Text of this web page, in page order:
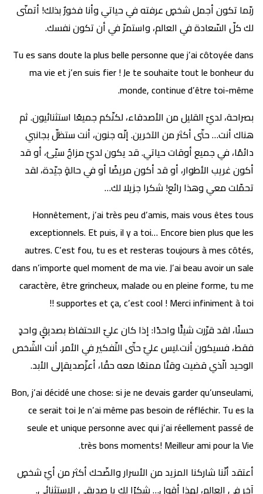
ربّما تكون أجمل شخصٍ عرفته في حياتي وأنا فخورٌ بذلك! أتمنّى
لك كلّ السّعادة في العالم، واستمرّ في أن تكون نفسك.
Tu es sans doute la plus belle personne que j’ai côtoyée dans
ma vie et j’en suis fier ! Je te souhaite tout le bonheur du
monde, continue d’être toi-même.
بصراحة، لديّ القليل من الأصدقاء، لكنّكم جميعًا استثنائيون. ثم
هناك أنت… حتّى أكثر من الآخرين. إنّه جنون، أنت ستظلّ بجانبي
دائمًا، في جميع أوقات حياتي. قد يكون لديّ مزاجٌ سيّئ، أو قد
أكون غريب الأطوار، أو قد أكون مريضًا أو في حالةٍ جيّدة، لقد
تحمّلت معي وهذا رائع! شكرا جزيلا لك…
Honnêtement, j’ai très peu d’amis, mais vous êtes tous
exceptionnels. Et puis, il y a toi… Encore bien plus que les
autres. C’est fou, tu es et resteras toujours à mes côtés,
dans n’importe quel moment de ma vie. J’ai beau avoir un sale
caractère, être grincheux, malade ou en pleine forme, tu me
supportes et ça, c’est cool ! Merci infiniment à toi !!
حسنًا، لقد قرّرت شيئًا واحدًا: إذا كان عليّ الاحتفاظ بصديقٍ واحدٍ
فقط، فسيكون أنت.ليس عليّ حتّى التّفكير في الأمر. أنت الشّخص
الوحيد الّذي قضيت وقتًا ممتعًا معه حقًا، أعزّصديقإلى الأبد.
Bon, j’ai décidé une chose: si je ne devais garder qu’unseulami,
ce serait toi Je n’ai même pas besoin de réfléchir. Tu es la
seule et unique personne avec qui j’ai réellement passé de
très bons moments! Meilleur ami pour la Vie.
أعتقد أنّنا شاركنا المزيد من الأسرار والضّحك أكثر من أيّ شخصٍ
آخر في العالم، لهذا أقول… شكرًا لك يا صديقي الإستثنائي.